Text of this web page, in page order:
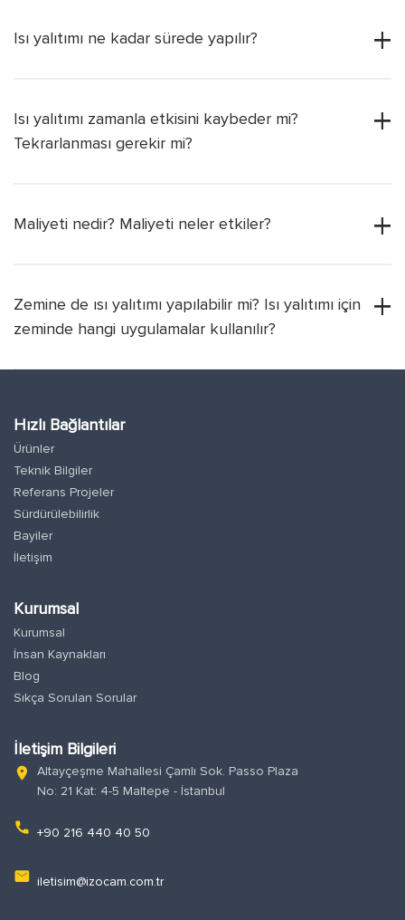
Isı yalıtımı ne kadar sürede yapılır?
Isı yalıtımı zamanla etkisini kaybeder mi?
Tekrarlanması gerekir mi?
Maliyeti nedir? Maliyeti neler etkiler?
Zemine de ısı yalıtımı yapılabilir mi? Isı yalıtımı için
zeminde hangi uygulamalar kullanılır?
Hızlı Bağlantılar
Ürünler
Teknik Bilgiler
Referans Projeler
Sürdürülebilirlik
Bayiler
İletişim
Kurumsal
Kurumsal
İnsan Kaynakları
Blog
Sıkça Sorulan Sorular
İletişim Bilgileri
location_on
Altayçeşme Mahallesi Çamlı Sok. Passo Plaza
No: 21 Kat: 4-5 Maltepe - İstanbul
phone +90 216 440 40 50
email iletisim@izocam.com.tr